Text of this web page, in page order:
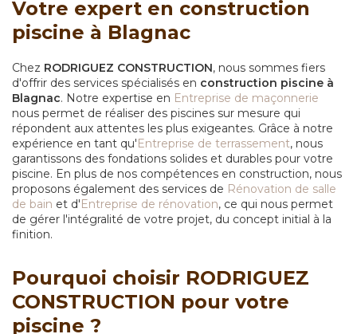
Votre expert en construction
piscine à Blagnac
Chez RODRIGUEZ CONSTRUCTION, nous sommes fiers
d'offrir des services spécialisés en construction piscine à
Blagnac. Notre expertise en Entreprise de maçonnerie
nous permet de réaliser des piscines sur mesure qui
répondent aux attentes les plus exigeantes. Grâce à notre
expérience en tant qu'Entreprise de terrassement, nous
garantissons des fondations solides et durables pour votre
piscine. En plus de nos compétences en construction, nous
proposons également des services de Rénovation de salle
de bain et d'Entreprise de rénovation, ce qui nous permet
de gérer l'intégralité de votre projet, du concept initial à la
finition.
Pourquoi choisir RODRIGUEZ
CONSTRUCTION pour votre
piscine ?